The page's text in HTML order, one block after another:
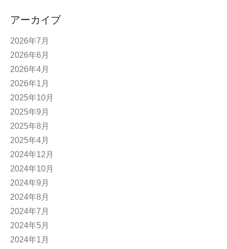
アーカイブ
2026年7月
2026年6月
2026年4月
2026年1月
2025年10月
2025年9月
2025年8月
2025年4月
2024年12月
2024年10月
2024年9月
2024年8月
2024年7月
2024年5月
2024年1月